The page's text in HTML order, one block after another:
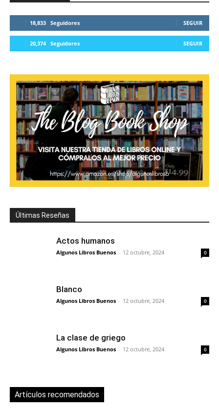
18,833 Seguidores SEGUIR
20,374 Seguidores SEGUIR
Últimas Reseñas
Actos humanos
Algunos Libros Buenos - 12 octubre, 2024 0
Blanco
Algunos Libros Buenos - 12 octubre, 2024 0
La clase de griego
Algunos Libros Buenos - 12 octubre, 2024 0
Artículos recomendados